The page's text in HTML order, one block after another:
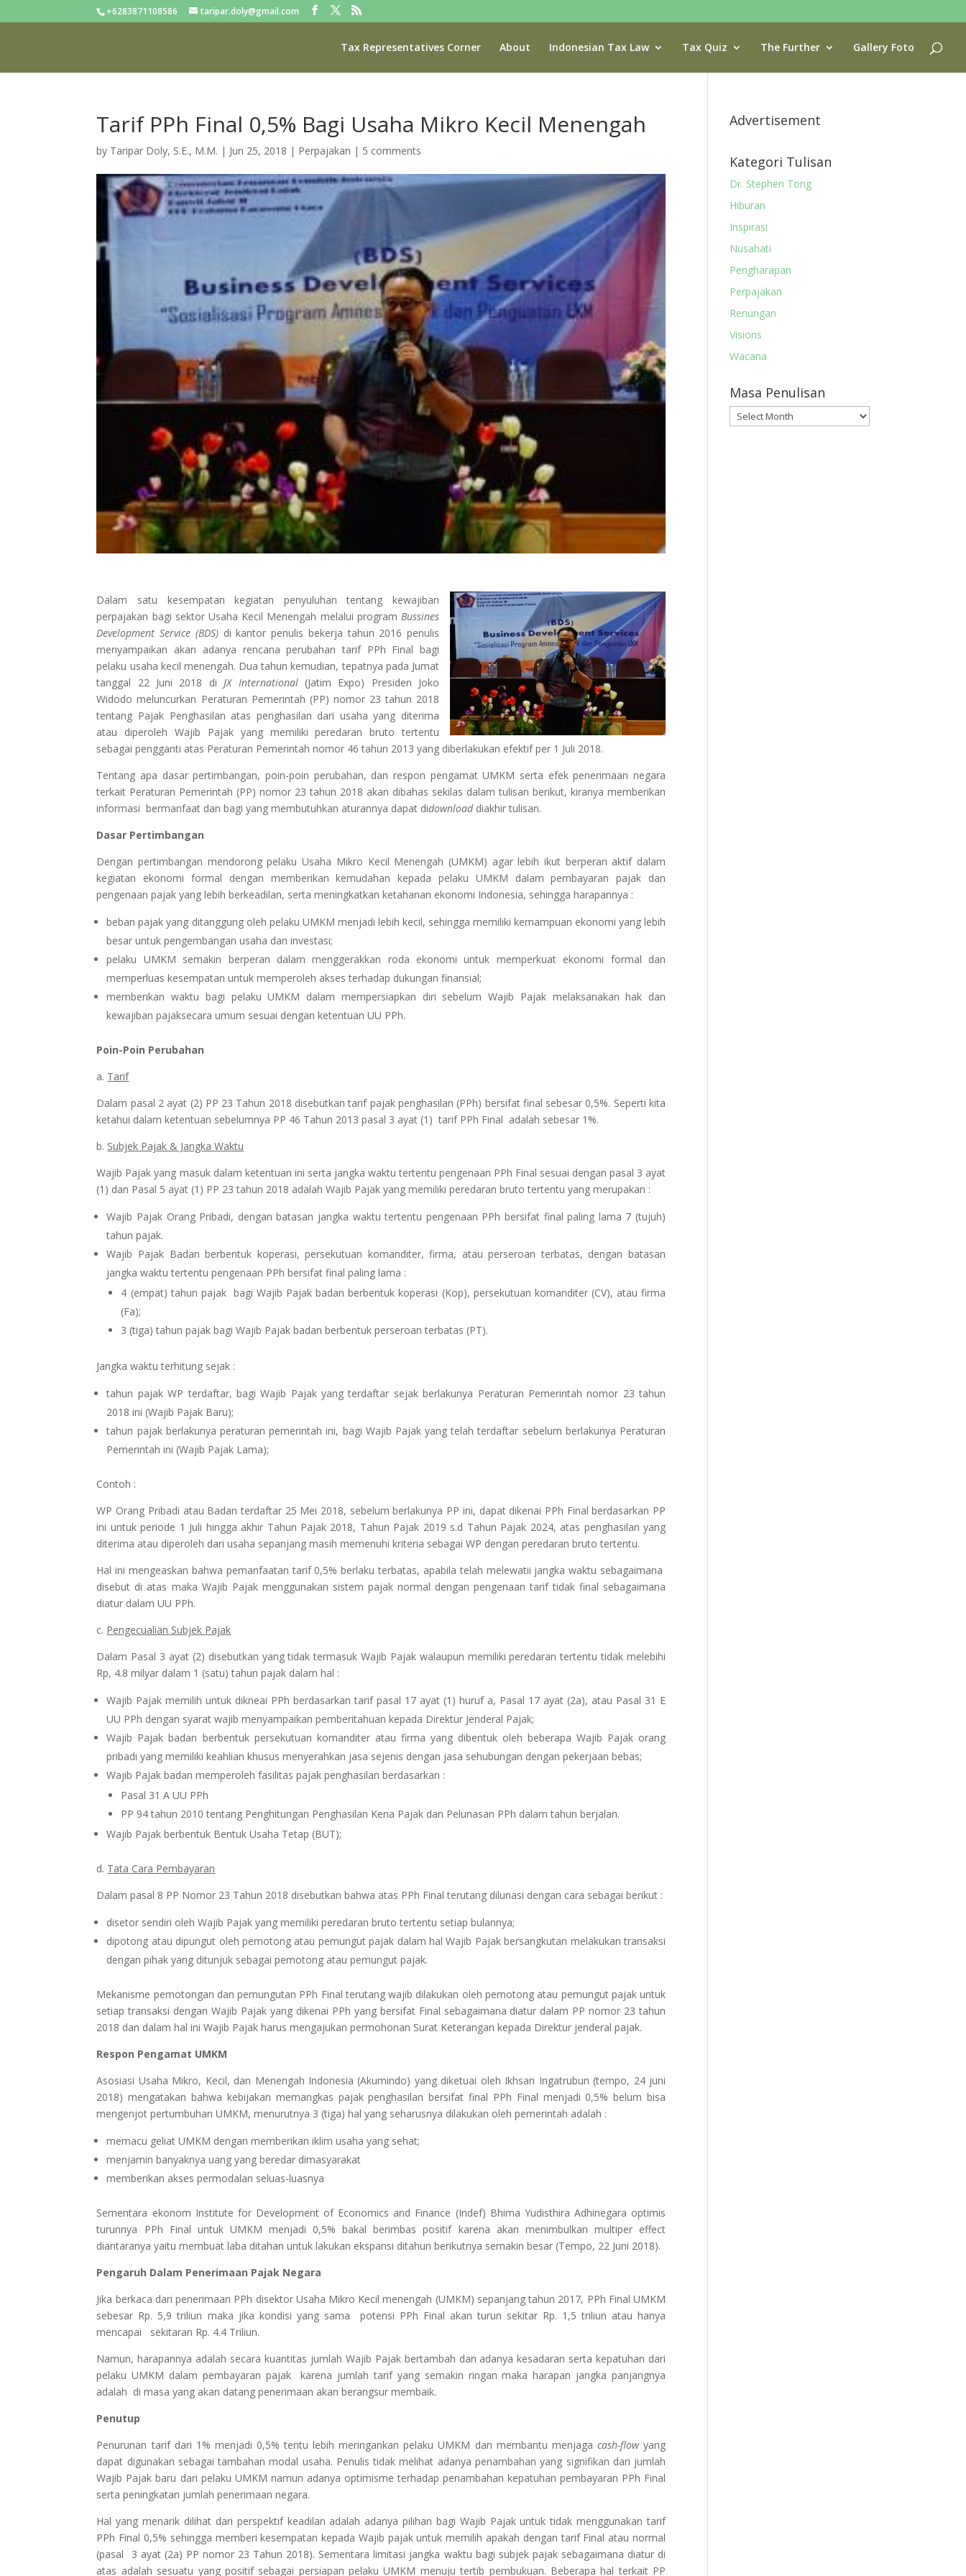
+6283871108586 taripar.doly@gmail.com
Tax Representatives Corner About Indonesian Tax Law Tax Quiz The Further Gallery Foto
Tarif PPh Final 0,5% Bagi Usaha Mikro Kecil Menengah
by Taripar Doly, S.E., M.M. | Jun 25, 2018 | Perpajakan | 5 comments
Dalam satu kesempatan kegiatan penyuluhan tentang kewajiban
perpajakan bagi sektor Usaha Kecil Menengah melalui programBussines
Development Service (BDS)di kantor penulis bekerja tahun 2016 penulis
menyampaikan akan adanya rencana perubahan tarif PPh Final bagi
pelaku usaha kecil menengah. Dua tahun kemudian, tepatnya pada Jumat
tanggal 22 Juni 2018 diJX International(Jatim Expo) Presiden Joko
Widodo meluncurkan Peraturan Pemerintah (PP) nomor 23 tahun 2018
tentang Pajak Penghasilan atas penghasilan dari usaha yang diterima
atau diperoleh Wajib Pajak yang memiliki peredaran bruto tertentu
sebagai pengganti atas Peraturan Pemerintah nomor 46 tahun 2013 yang diberlakukan efektif per 1 Juli 2018.
Tentang apa dasar pertimbangan, poin-poin perubahan, dan respon pengamat UMKM serta efek penerimaan negara
terkait Peraturan Pemerintah (PP) nomor 23 tahun 2018 akan dibahas sekilas dalam tulisan berikut, kiranya memberikan
informasi bermanfaat dan bagi yang membutuhkan aturannya dapat didownloaddiakhir tulisan.
Dasar Pertimbangan
Dengan pertimbangan mendorong pelaku Usaha Mikro Kecil Menengah (UMKM) agar lebih ikut berperan aktif dalam
kegiatan ekonomi formal dengan memberikan kemudahan kepada pelaku UMKM dalam pembayaran pajak dan
pengenaan pajak yang lebih berkeadilan, serta meningkatkan ketahanan ekonomi Indonesia, sehingga harapannya :
beban pajak yang ditanggung oleh pelaku UMKM menjadi lebih kecil, sehingga memiliki kemampuan ekonomi yang lebih
besar untuk pengembangan usaha dan investasi;
pelaku UMKM semakin berperan dalam menggerakkan roda ekonomi untuk memperkuat ekonomi formal dan
memperluas kesempatan untuk memperoleh akses terhadap dukungan finansial;
memberikan waktu bagi pelaku UMKM dalam mempersiapkan diri sebelum Wajib Pajak melaksanakan hak dan
kewajiban pajaksecara umum sesuai dengan ketentuan UU PPh.
Poin-Poin Perubahan
a. Tarif
Dalam pasal 2 ayat (2) PP 23 Tahun 2018 disebutkan tarif pajak penghasilan (PPh) bersifat final sebesar 0,5%. Seperti kita
ketahui dalam ketentuan sebelumnya PP 46 Tahun 2013 pasal 3 ayat (1) tarif PPh Final adalah sebesar 1%.
b. Subjek Pajak & Jangka Waktu
Wajib Pajak yang masuk dalam ketentuan ini serta jangka waktu tertentu pengenaan PPh Final sesuai dengan pasal 3 ayat
(1) dan Pasal 5 ayat (1) PP 23 tahun 2018 adalah Wajib Pajak yang memiliki peredaran bruto tertentu yang merupakan :
Wajib Pajak Orang Pribadi, dengan batasan jangka waktu tertentu pengenaan PPh bersifat final paling lama 7 (tujuh)
tahun pajak.
Wajib Pajak Badan berbentuk koperasi, persekutuan komanditer, firma, atau perseroan terbatas, dengan batasan
jangka waktu tertentu pengenaan PPh bersifat final paling lama :
4 (empat) tahun pajak bagi Wajib Pajak badan berbentuk koperasi (Kop), persekutuan komanditer (CV), atau firma
(Fa);
3 (tiga) tahun pajak bagi Wajib Pajak badan berbentuk perseroan terbatas (PT).
Jangka waktu terhitung sejak :
tahun pajak WP terdaftar, bagi Wajib Pajak yang terdaftar sejak berlakunya Peraturan Pemerintah nomor 23 tahun
2018 ini (Wajib Pajak Baru);
tahun pajak berlakunya peraturan pemerintah ini, bagi Wajib Pajak yang telah terdaftar sebelum berlakunya Peraturan
Pemerintah ini (Wajib Pajak Lama);
Contoh :
WP Orang Pribadi atau Badan terdaftar 25 Mei 2018, sebelum berlakunya PP ini, dapat dikenai PPh Final berdasarkan PP
ini untuk periode 1 Juli hingga akhir Tahun Pajak 2018, Tahun Pajak 2019 s.d Tahun Pajak 2024, atas penghasilan yang
diterima atau diperoleh dari usaha sepanjang masih memenuhi kriteria sebagai WP dengan peredaran bruto tertentu.
Hal ini mengeaskan bahwa pemanfaatan tarif 0,5% berlaku terbatas, apabila telah melewatii jangka waktu sebagaimana
disebut di atas maka Wajib Pajak menggunakan sistem pajak normal dengan pengenaan tarif tidak final sebagaimana
diatur dalam UU PPh.
c. Pengecualian Subjek Pajak
Dalam Pasal 3 ayat (2) disebutkan yang tidak termasuk Wajib Pajak walaupun memiliki peredaran tertentu tidak melebihi
Rp, 4.8 milyar dalam 1 (satu) tahun pajak dalam hal :
Wajib Pajak memilih untuk dikneai PPh berdasarkan tarif pasal 17 ayat (1) huruf a, Pasal 17 ayat (2a), atau Pasal 31 E
UU PPh dengan syarat wajib menyampaikan pemberitahuan kepada Direktur Jenderal Pajak;
Wajib Pajak badan berbentuk persekutuan komanditer atau firma yang dibentuk oleh beberapa Wajib Pajak orang
pribadi yang memiliki keahlian khusus menyerahkan jasa sejenis dengan jasa sehubungan dengan pekerjaan bebas;
Wajib Pajak badan memperoleh fasilitas pajak penghasilan berdasarkan :
Pasal 31 A UU PPh
PP 94 tahun 2010 tentang Penghitungan Penghasilan Kena Pajak dan Pelunasan PPh dalam tahun berjalan.
Wajib Pajak berbentuk Bentuk Usaha Tetap (BUT);
d. Tata Cara Pembayaran
Dalam pasal 8 PP Nomor 23 Tahun 2018 disebutkan bahwa atas PPh Final terutang dilunasi dengan cara sebagai berikut :
disetor sendiri oleh Wajib Pajak yang memiliki peredaran bruto tertentu setiap bulannya;
dipotong atau dipungut oleh pemotong atau pemungut pajak dalam hal Wajib Pajak bersangkutan melakukan transaksi
dengan pihak yang ditunjuk sebagai pemotong atau pemungut pajak.
Mekanisme pemotongan dan pemungutan PPh Final terutang wajib dilakukan oleh pemotong atau pemungut pajak untuk
setiap transaksi dengan Wajib Pajak yang dikenai PPh yang bersifat Final sebagaimana diatur dalam PP nomor 23 tahun
2018 dan dalam hal ini Wajib Pajak harus mengajukan permohonan Surat Keterangan kepada Direktur jenderal pajak.
Respon Pengamat UMKM
Asosiasi Usaha Mikro, Kecil, dan Menengah Indonesia (Akumindo) yang diketuai oleh Ikhsan Ingatrubun (tempo, 24 juni
2018) mengatakan bahwa kebijakan memangkas pajak penghasilan bersifat final PPh Final menjadi 0,5% belum bisa
mengenjot pertumbuhan UMKM, menurutnya 3 (tiga) hal yang seharusnya dilakukan oleh pemerintah adalah :
memacu geliat UMKM dengan memberikan iklim usaha yang sehat;
menjamin banyaknya uang yang beredar dimasyarakat
memberikan akses permodalan seluas-luasnya
Sementara ekonom Institute for Development of Economics and Finance (Indef) Bhima Yudisthira Adhinegara optimis
turunnya PPh Final untuk UMKM menjadi 0,5% bakal berimbas positif karena akan menimbulkan multiper effect
diantaranya yaitu membuat laba ditahan untuk lakukan ekspansi ditahun berikutnya semakin besar (Tempo, 22 Juni 2018).
Pengaruh Dalam Penerimaan Pajak Negara
Jika berkaca dari penerimaan PPh disektor Usaha Mikro Kecil menengah (UMKM) sepanjang tahun 2017, PPh Final UMKM
sebesar Rp. 5,9 triliun maka jika kondisi yang sama potensi PPh Final akan turun sekitar Rp. 1,5 triliun atau hanya
mencapai sekitaran Rp. 4.4 Triliun.
Namun, harapannya adalah secara kuantitas jumlah Wajib Pajak bertambah dan adanya kesadaran serta kepatuhan dari
pelaku UMKM dalam pembayaran pajak karena jumlah tarif yang semakin ringan maka harapan jangka panjangnya
adalah di masa yang akan datang penerimaan akan berangsur membaik.
Penutup
Penurunan tarif dari 1% menjadi 0,5% tentu lebih meringankan pelaku UMKM dan membantu menjaga cash-flowyang
dapat digunakan sebagai tambahan modal usaha. Penulis tidak melihat adanya penambahan yang signifikan dari jumlah
Wajib Pajak baru dari pelaku UMKM namun adanya optimisme terhadap penambahan kepatuhan pembayaran PPh Final
serta peningkatan jumlah penerimaan negara.
Hal yang menarik dilihat dari perspektif keadilan adalah adanya pilihan bagi Wajib Pajak untuk tidak menggunakan tarif
PPh Final 0,5% sehingga memberi kesempatan kepada Wajib pajak untuk memilih apakah dengan tarif Final atau normal
(pasal 3 ayat (2a) PP nomor 23 Tahun 2018). Sementara limitasi jangka waktu bagi subjek pajak sebagaimana diatur di
atas adalah sesuatu yang positif sebagai persiapan pelaku UMKM menuju tertib pembukuan. Beberapa hal terkait PP
Advertisement
Kategori Tulisan
Dr. Stephen Tong
Hiburan
Inspirasi
Nusahati
Pengharapan
Perpajakan
Renungan
Visions
Wacana
Masa Penulisan
Masa
Penulisan